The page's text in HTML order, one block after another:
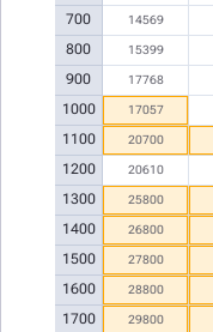
700
800
900
1000
1100
1200
1300
1400
1500
1600
1700
14569
15399
17768
17057
20700
20610
25800
26800
27800
28800
29800